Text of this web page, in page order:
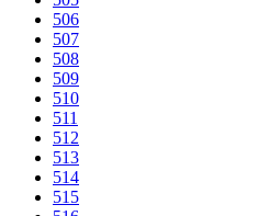
506
507
508
509
510
511
512
513
514
515